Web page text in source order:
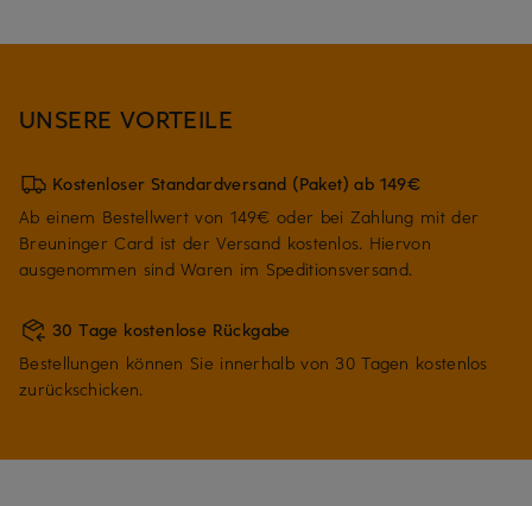
UNSERE VORTEILE
Kostenloser Standardversand (Paket) ab 149€
Ab einem Bestellwert von 149€ oder bei Zahlung mit der
Breuninger Card ist der Versand kostenlos. Hiervon
ausgenommen sind Waren im Speditionsversand.
30 Tage kostenlose Rückgabe
Bestellungen können Sie innerhalb von 30 Tagen kostenlos
zurückschicken.